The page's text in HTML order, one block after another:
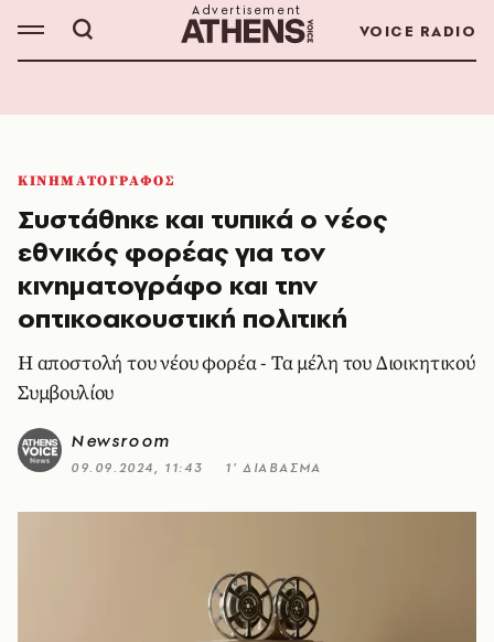
VOICE RADIO
ΚΙΝΗΜΑΤΟΓΡΑΦΟΣ
Συστάθηκε και τυπικά ο νέος
εθνικός φορέας για τον
κινηματογράφο και την
οπτικοακουστική πολιτική
Η αποστολή του νέου φορέα - Τα μέλη του Διοικητικού
Συμβουλίου
Newsroom
09.09.2024, 11:43 1’ ΔΙΑΒΑΣΜΑ